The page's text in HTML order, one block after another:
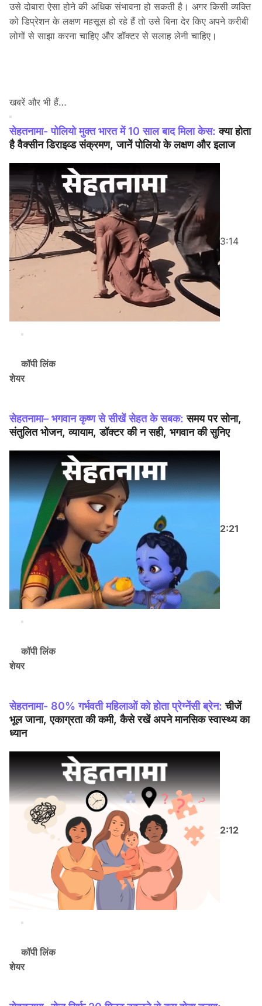
उसे दोबारा ऐसा होने की अधिक संभावना हो सकती है। अगर किसी व्यक्ति
को डिप्रेशन के लक्षण महसूस हो रहे हैं तो उसे बिना देर किए अपने करीबी
लोगों से साझा करना चाहिए और डॉक्टर से सलाह लेनी चाहिए।
खबरें और भी हैं…
सेहतनामा- पोलियो मुक्त भारत में 10 साल बाद मिला केस: क्या होता
है वैक्सीन डिराइव्ड संक्रमण, जानें पोलियो के लक्षण और इलाज
3:14
कॉपी लिंक
शेयर
सेहतनामा– भगवान कृष्ण से सीखें सेहत के सबक: समय पर सोना,
संतुलित भोजन, व्यायाम, डॉक्टर की न सही, भगवान की सुनिए
2:21
कॉपी लिंक
शेयर
सेहतनामा- 80% गर्भवती महिलाओं को होता प्रेग्नेंसी ब्रेन: चीजें
भूल जाना, एकाग्रता की कमी, कैसे रखें अपने मानसिक स्वास्थ्य का
ध्यान
2:12
कॉपी लिंक
शेयर